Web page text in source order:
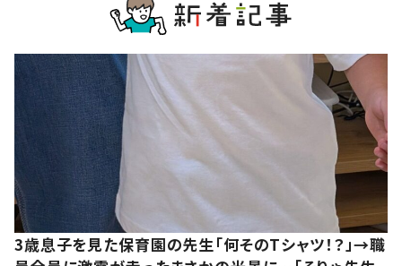
3歳息子を見た保育園の先生「何そのTシャツ！？」→職